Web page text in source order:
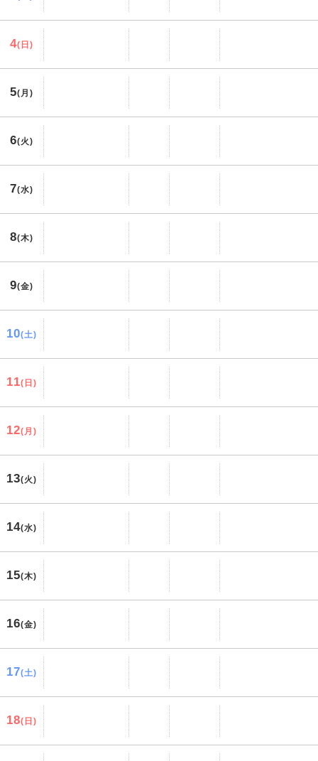
4(日)
5(月)
6(火)
7(水)
8(木)
9(金)
10(土)
11(日)
12(月)
13(火)
14(水)
15(木)
16(金)
17(土)
18(日)